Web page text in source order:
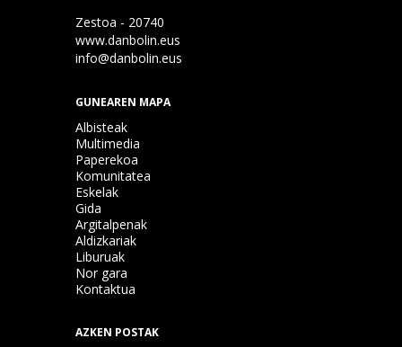
Zestoa - 20740
www.danbolin.eus
info@danbolin.eus
GUNEAREN MAPA
Albisteak
Multimedia
Paperekoa
Komunitatea
Eskelak
Gida
Argitalpenak
Aldizkariak
Liburuak
Nor gara
Kontaktua
AZKEN POSTAK